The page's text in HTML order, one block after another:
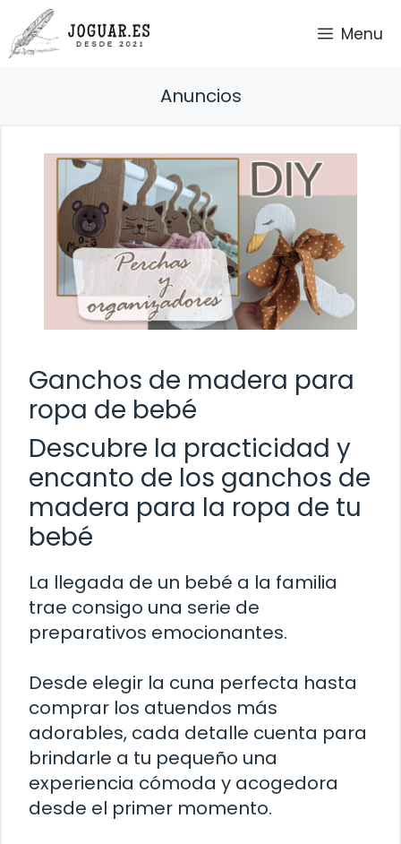
Saltar
al
contenido
Menu
Anuncios
Ganchos de madera para
ropa de bebé
Descubre la practicidad y
encanto de los ganchos de
madera para la ropa de tu
bebé
La llegada de un bebé a la familia
trae consigo una serie de
preparativos emocionantes.
Desde elegir la cuna perfecta hasta
comprar los atuendos más
adorables, cada detalle cuenta para
brindarle a tu pequeño una
experiencia cómoda y acogedora
desde el primer momento.